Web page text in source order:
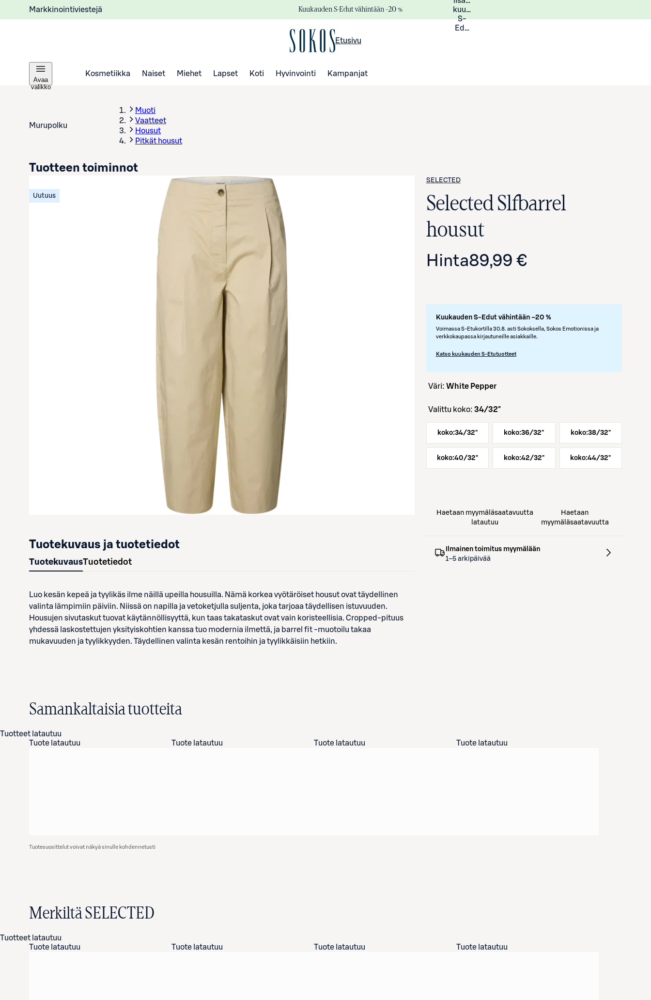
Markkinointiviestejä Kuukauden S-Edut vähintään –20 %
kuukauden
S-
Eduista
Etusivu
Avaa
valikko
Kosmetiikka Naiset Miehet Lapset Koti Hyvinvointi Kampanjat
Murupolku
Muoti
Vaatteet
Housut
Pitkät housut
Uutuus
SELECTED
Selected Slfbarrel
housut
Hinta89,99 €
Kuukauden S-Edut vähintään –20 %
Voimassa S-Etukortilla 30.8. asti Sokoksella, Sokos Emotionissa ja
verkkokaupassa kirjautuneille asiakkaille.
Katso kuukauden S-Etutuotteet
Tuotteen toiminnot
väri: White Pepper
Valittu koko: 34/32"
koko:34/32" koko:36/32" koko:38/32"
koko:40/32" koko:42/32" koko:44/32"
Haetaan myymäläsaatavuutta
latautuu
Haetaan
myymäläsaatavuutta
Ilmainen toimitus myymälään
1–5 arkipäivää
Tuotekuvaus ja tuotetiedot
TuotekuvausTuotetiedot
Luo kesän kepeä ja tyylikäs ilme näillä upeilla housuilla. Nämä korkea vyötäröiset housut ovat täydellinen
valinta lämpimiin päiviin. Niissä on napilla ja vetoketjulla suljenta, joka tarjoaa täydellisen istuvuuden.
Housujen sivutaskut tuovat käytännöllisyyttä, kun taas takataskut ovat vain koristeellisia. Cropped-pituus
yhdessä laskostettujen yksityiskohtien kanssa tuo modernia ilmettä, ja barrel fit -muotoilu takaa
mukavuuden ja tyylikkyyden. Täydellinen valinta kesän rentoihin ja tyylikkäisiin hetkiin.
Samankaltaisia tuotteita
Tuotteet latautuu
Tuote latautuu
Tuote latautuu Tuote latautuu Tuote latautuu
Tuotesuosittelut voivat näkyä sinulle kohdennetusti
Merkiltä SELECTED
Tuotteet latautuu
Tuote latautuu
Tuote latautuu Tuote latautuu Tuote latautuu